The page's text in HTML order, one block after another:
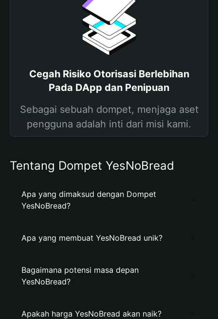
Cegah Risiko Otorisasi Berlebihan
Pada DApp dan Penipuan
Sebagai sebuah dompet, menjaga aset
pengguna adalah inti dari misi kami.
Tentang Dompet YesNoBread
Apa yang dimaksud dengan Dompet
YesNoBread?
Apa yang membuat YesNoBread unik?
Bagaimana potensi masa depan
YesNoBread?
Apakah harga YesNoBread akan naik?